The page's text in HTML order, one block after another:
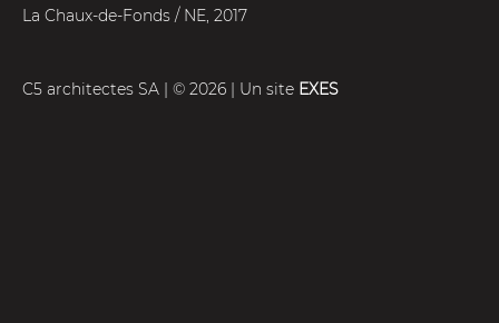
La Chaux-de-Fonds / NE, 2017
C5 architectes SA | © 2026 | Un site EXES